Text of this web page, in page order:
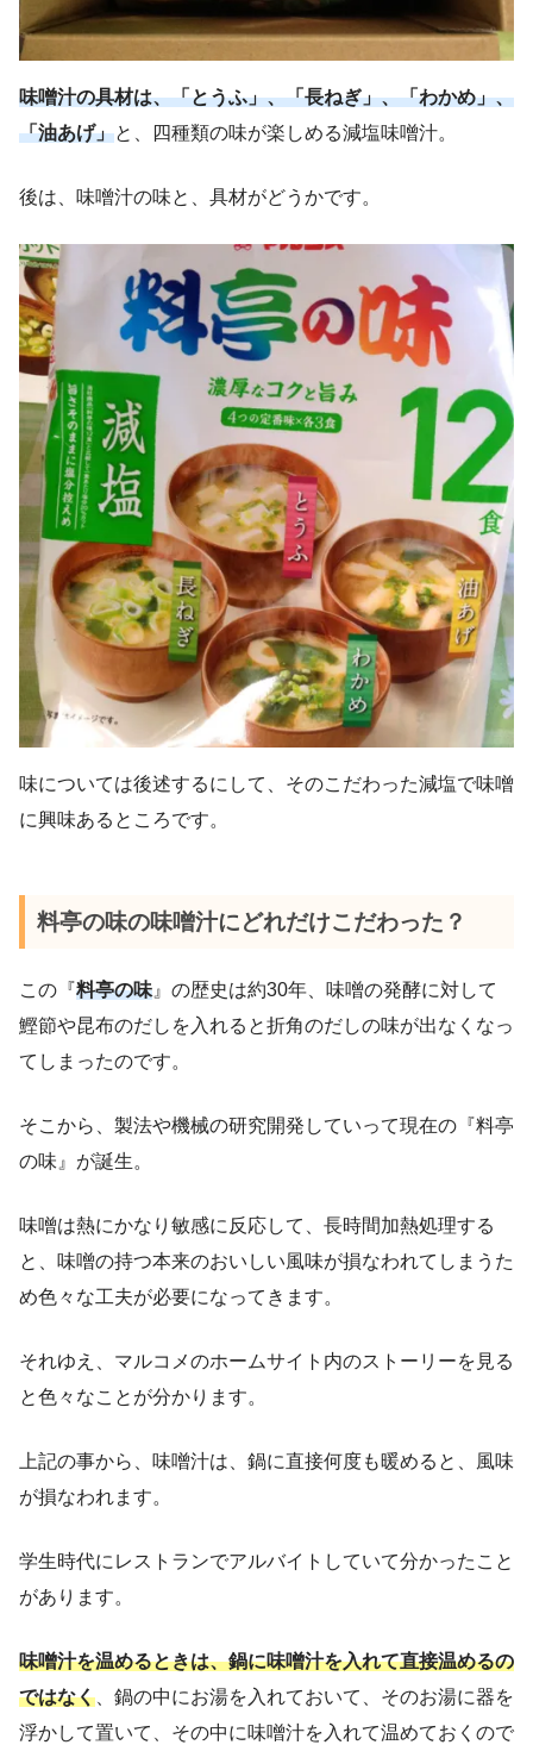
味噌汁の具材は、「とうふ」、「長ねぎ」、「わかめ」、
「油あげ」と、四種類の味が楽しめる減塩味噌汁。
後は、味噌汁の味と、具材がどうかです。
味については後述するにして、そのこだわった減塩で味噌
に興味あるところです。
料亭の味の味噌汁にどれだけこだわった？
この『料亭の味 』の歴史は約30年、味噌の発酵に対して
鰹節や昆布のだしを入れると折角のだしの味が出なくなっ
てしまったのです。
そこから、製法や機械の研究開発していって現在の『料亭
の味』が誕生。
味噌は熱にかなり敏感に反応して、長時間加熱処理する
と、味噌の持つ本来のおいしい風味が損なわれてしまうた
め色々な工夫が必要になってきます。
それゆえ、マルコメのホームサイト内のストーリーを見る
と色々なことが分かります。
上記の事から、味噌汁は、鍋に直接何度も暖めると、風味
が損なわれます。
学生時代にレストランでアルバイトしていて分かったこと
があります。
味噌汁を温めるときは、鍋に味噌汁を入れて直接温めるの
ではなく 、鍋の中にお湯を入れておいて、そのお湯に器を
浮かして置いて、その中に味噌汁を入れて温めておくので